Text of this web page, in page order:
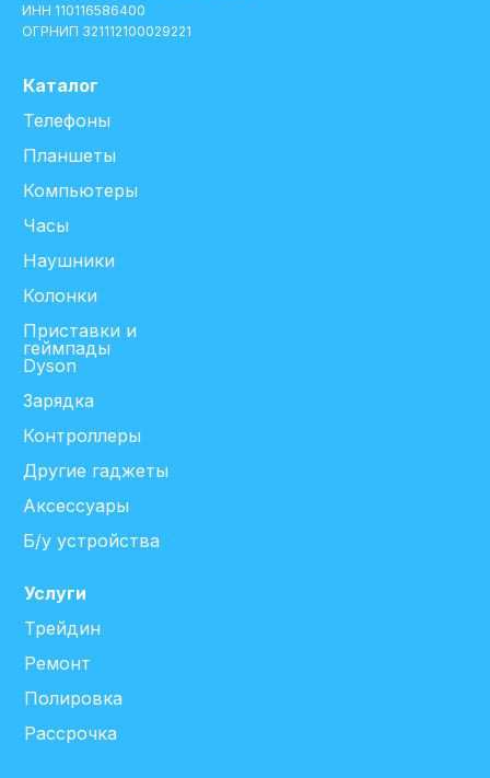
Каталог
Услуги
Телефоны
Трейдин
Планшеты
Ремонт
Компьютеры
Полировка
Часы
Рассрочка
Наушники
Колонки
Приставки и
геймпады
Dyson
Зарядка
Контроллеры
Другие гаджеты
Аксессуары
ИНН 110116586400
ОГРНИП 321112100029221
Б/у устройства